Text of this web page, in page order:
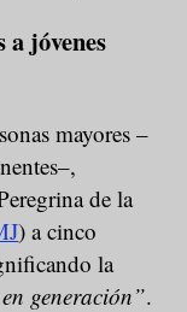
a jóvenes
mayores –
de la
) a cinco
la
generación”.